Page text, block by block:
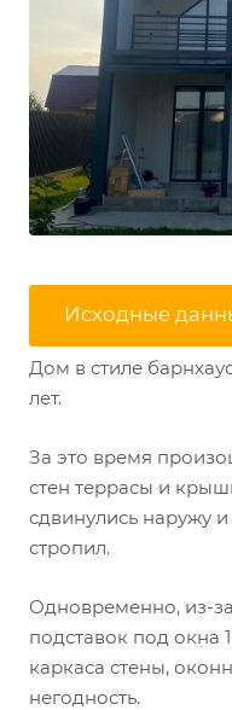
Исходные
Дом в стиле
лет.
За это время
стен террасы и
сдвинулись наружу
стропил.
Одновременно, из-
подставок под окна
каркаса стены,
негодность.